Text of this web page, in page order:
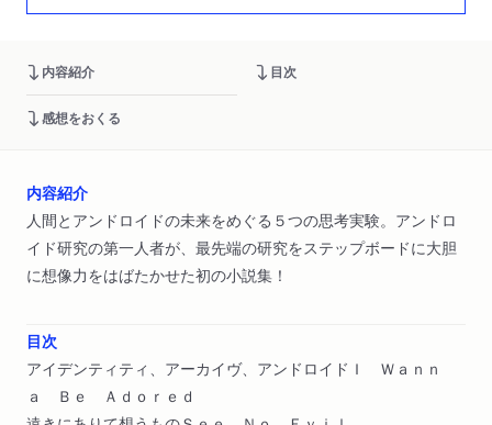
内容紹介 目次
感想をおくる
内容紹介
人間とアンドロイドの未来をめぐる５つの思考実験。アンドロ
イド研究の第一人者が、最先端の研究をステップボードに大胆
に想像力をはばたかせた初の小説集！
目次
アイデンティティ、アーカイヴ、アンドロイドＩ Ｗａｎｎ
ａ Ｂｅ Ａｄｏｒｅｄ